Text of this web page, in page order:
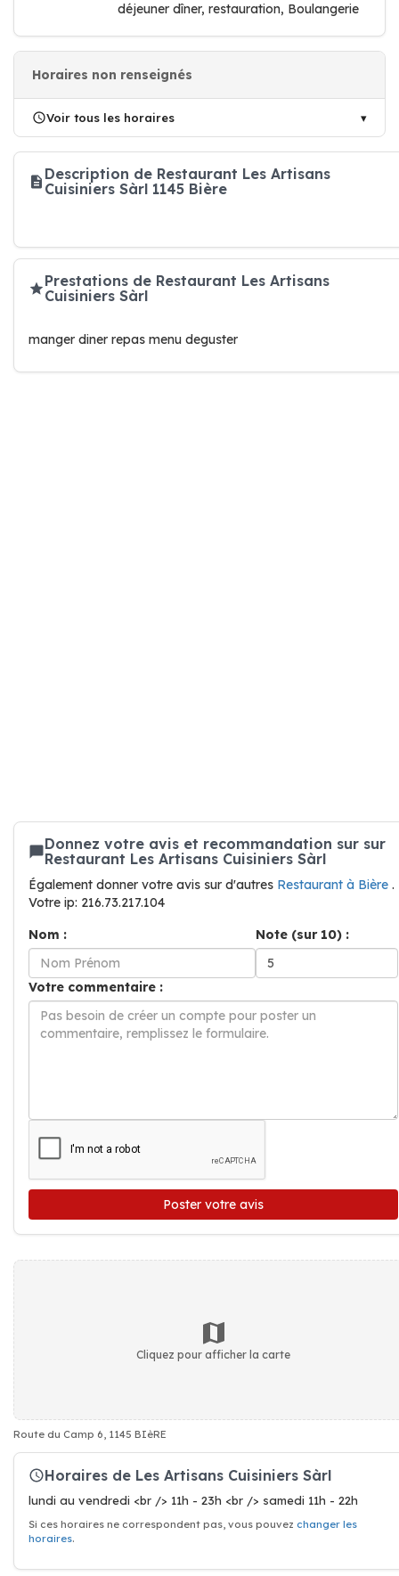
déjeuner dîner, restauration, Boulangerie
Horaires non renseignés
Voir tous les horaires
Description de Restaurant Les Artisans
Cuisiniers Sàrl 1145 Bière
Prestations de Restaurant Les Artisans
Cuisiniers Sàrl
manger diner repas menu deguster
Donnez votre avis et recommandation sur sur
Restaurant Les Artisans Cuisiniers Sàrl
Également donner votre avis sur d'autres Restaurant à Bière .
Votre ip: 216.73.217.104
Nom :
Note (sur 10) :
Votre commentaire :
Poster votre avis
Cliquez pour afficher la carte
Route du Camp 6, 1145 BIèRE
Horaires de Les Artisans Cuisiniers Sàrl
lundi au vendredi <br /> 11h - 23h <br /> samedi 11h - 22h
Si ces horaires ne correspondent pas, vous pouvez changer les
horaires.